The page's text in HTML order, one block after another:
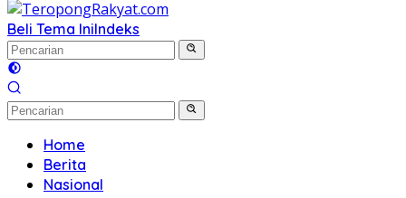
Beli Tema IniIndeks
Home
Berita
Nasional